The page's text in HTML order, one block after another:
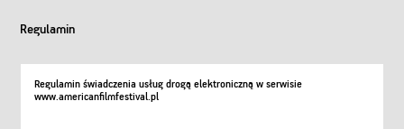
Regulamin
Regulamin świadczenia usług drogą elektroniczną w serwisie
www.americanfilmfestival.pl